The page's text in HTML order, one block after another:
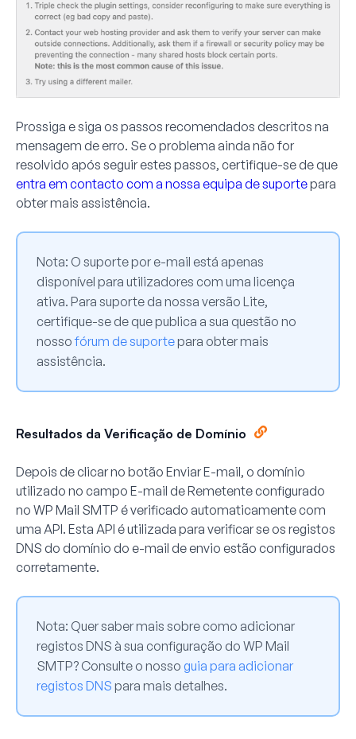
Prossiga e siga os passos recomendados descritos na
mensagem de erro. Se o problema ainda não for
resolvido após seguir estes passos, certifique-se de que
entra em contacto com a nossa equipa de suportepara
obter mais assistência.
Nota: O suporte por e-mail está apenas
disponível para utilizadores com uma licença
ativa. Para suporte da nossa versão Lite,
certifique-se de que publica a sua questão no
nossofórum de suportepara obter mais
assistência.
Resultados da Verificação de Domínio
Depois de clicar no botão Enviar E-mail, o domínio
utilizado no campo E-mail de Remetenteconfigurado
no WP Mail SMTP é verificado automaticamente com
uma API. Esta API é utilizada para verificar se os registos
DNS do domínio do e-mail de envio estão configurados
corretamente.
Nota: Quer saber mais sobre como adicionar
registos DNS à sua configuração do WP Mail
SMTP? Consulte o nosso guia para adicionar
registos DNS para mais detalhes.